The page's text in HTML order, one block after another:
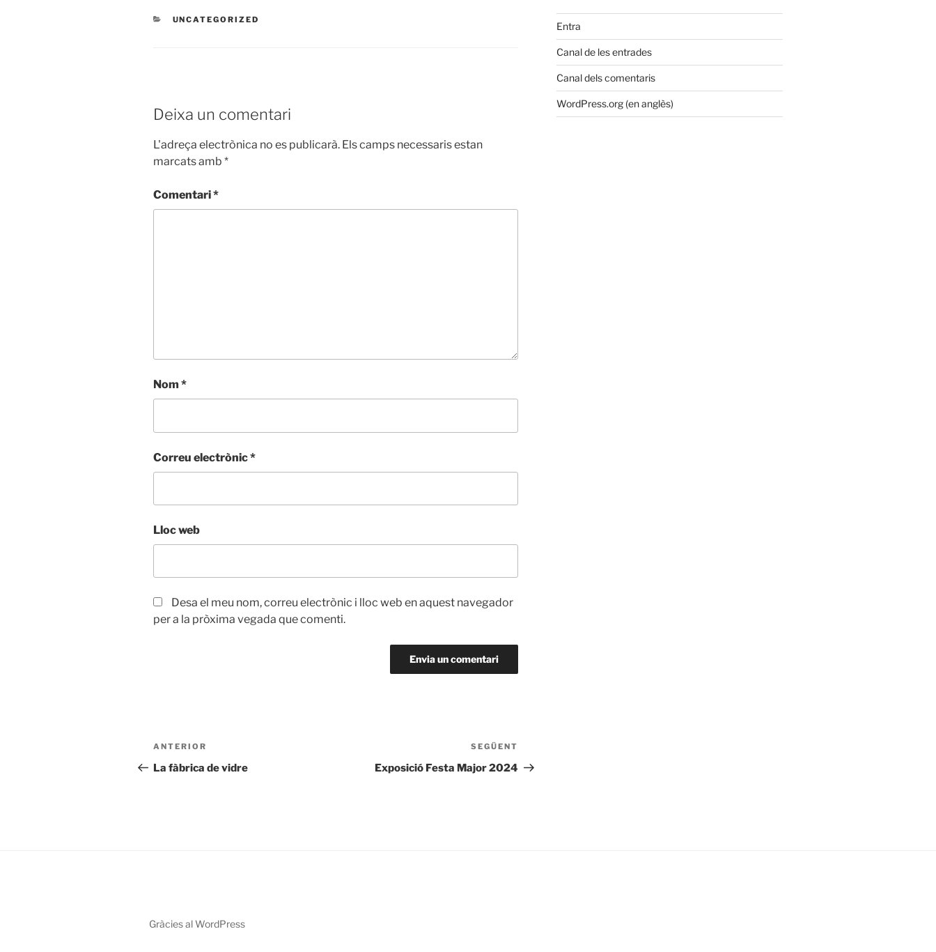
CATEGORIES
UNCATEGORIZED
Deixa un comentari
L'adreça electrònica no es publicarà. Els camps necessaris estan
marcats amb *
Comentari*
Nom *
Correu electrònic*
Lloc web
Desa el meu nom, correu electrònic i lloc web en aquest navegador
per a la pròxima vegada que comenti.
Navegació
d'entrades
Entrada
anterior
ANTERIOR
La fàbrica de vidre
següent
SEGÜENT
Exposició Festa Major 2024
Entra
Canal de les entrades
Canal dels comentaris
WordPress.org (en anglès)
Gràcies al WordPress